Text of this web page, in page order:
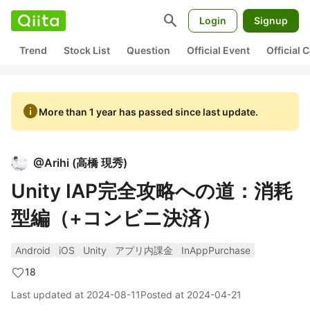
search Login Signup
Trend Stock List Question Official Event Official
infoMore than 1 year has passed since last update.
@Arihi (高橋 現秀)
Unity IAP完全攻略への道：消耗
型編（+コンビニ決済）
Android iOS Unity アプリ内課金
InAppPurchase
18
Last updated at 2024-08-11Posted at 2024-04-21